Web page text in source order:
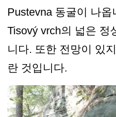
Pustevna 동굴이 나옵
Tisový vrch의 넓은 정
니다. 또한 전망이 있
란 것입니다.